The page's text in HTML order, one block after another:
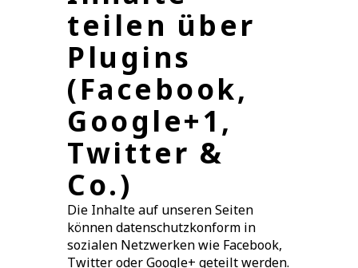
teilen über
Plugins
(Facebook,
Google+1,
Twitter &
Co.)
Die Inhalte auf unseren Seiten
können datenschutzkonform in
sozialen Netzwerken wie Facebook,
Twitter oder Google+ geteilt werden.